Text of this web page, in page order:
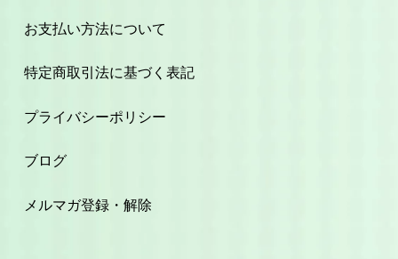
お支払い方法について
特定商取引法に基づく表記
プライバシーポリシー
ブログ
メルマガ登録・解除